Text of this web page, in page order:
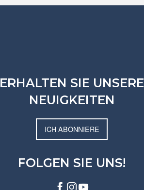
ERHALTEN SIE UNSERE
NEUIGKEITEN
ICH ABONNIERE
FOLGEN SIE UNS!